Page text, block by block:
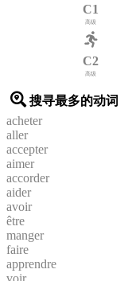
C1
高级
C2
高级
搜寻最多的动词
acheter
aller
accepter
aimer
accorder
aider
avoir
être
manger
faire
apprendre
voir